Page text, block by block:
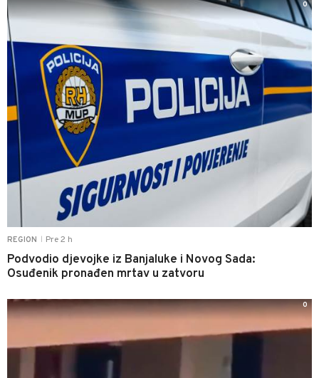
REGION Pre 2 h
Podvodio djevojke iz Banjaluke i Novog Sada:
Osuđenik pronađen mrtav u zatvoru
0
0